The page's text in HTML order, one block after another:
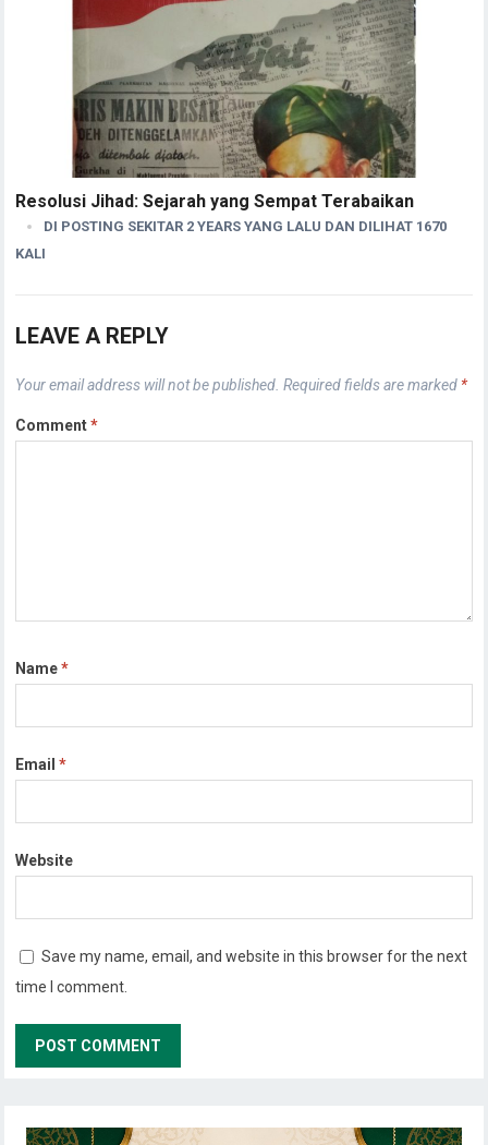
Resolusi Jihad: Sejarah yang Sempat Terabaikan
DI POSTING SEKITAR 2 YEARS YANG LALU DAN DILIHAT 1670
KALI
LEAVE A REPLY
Your email address will not be published. Required fields are marked *
Comment*
Name*
Email*
Website
Save my name, email, and website in this browser for the next
time I comment.